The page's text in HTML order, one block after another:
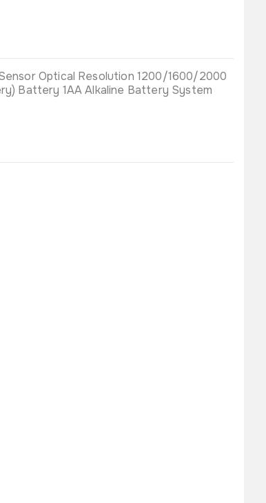
Optical Resolution 1200/1600/2000
Battery 1AA Alkaline Battery System